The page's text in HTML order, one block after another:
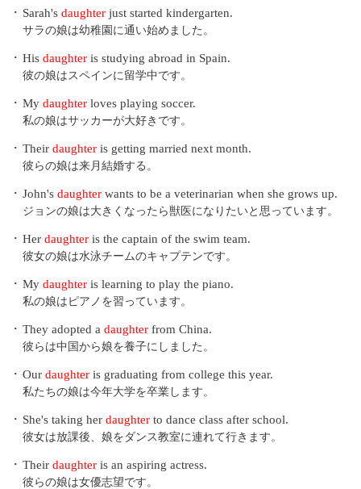
・ Sarah's daughter just started kindergarten.
サラの娘は幼稚園に通い始めました。
・ His daughter is studying abroad in Spain.
彼の娘はスペインに留学中です。
・ My daughter loves playing soccer.
私の娘はサッカーが大好きです。
・ Their daughter is getting married next month.
彼らの娘は来月結婚する。
・ John's daughter wants to be a veterinarian when she grows up.
ジョンの娘は大きくなったら獣医になりたいと思っています。
・ Her daughter is the captain of the swim team.
彼女の娘は水泳チームのキャプテンです。
・ My daughter is learning to play the piano.
私の娘はピアノを習っています。
・ They adopted a daughter from China.
彼らは中国から娘を養子にしました。
・ Our daughter is graduating from college this year.
私たちの娘は今年大学を卒業します。
・ She's taking her daughter to dance class after school.
彼女は放課後、娘をダンス教室に連れて行きます。
・ Their daughter is an aspiring actress.
彼らの娘は女優志望です。